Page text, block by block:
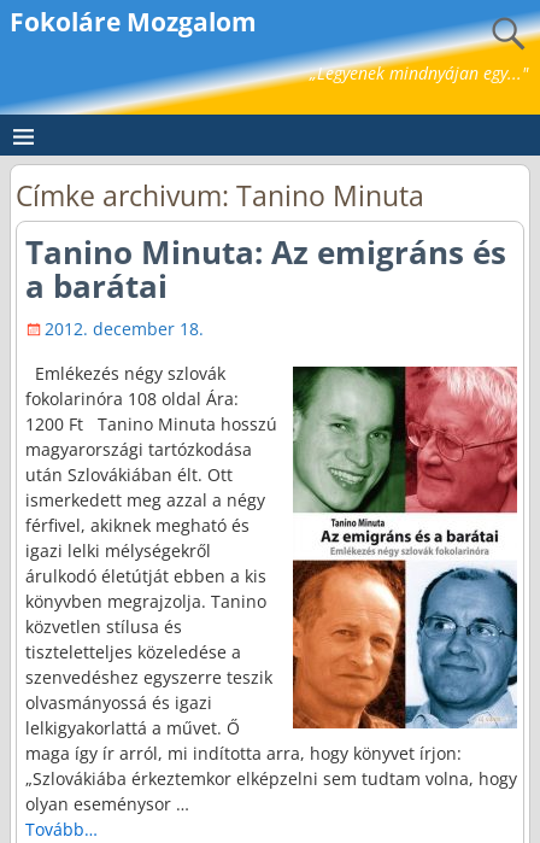
Fokoláre Mozgalom
„Legyenek mindnyájan egy..."
Címke archivum:Tanino Minuta
Tanino Minuta: Az emigráns és
a barátai
2012. december 18.
Emlékezés négy szlovák
fokolarinóra 108 oldal Ára:
1200 Ft Tanino Minuta hosszú
magyarországi tartózkodása
után Szlovákiában élt. Ott
ismerkedett meg azzal a négy
férfivel, akiknek megható és
igazi lelki mélységekről
árulkodó életútját ebben a kis
könyvben megrajzolja. Tanino
közvetlen stílusa és
tiszteletteljes közeledése a
szenvedéshez egyszerre teszik
olvasmányossá és igazi
lelkigyakorlattá a művet. Ő
maga így ír arról, mi indította arra, hogy könyvet írjon:
„Szlovákiába érkeztemkor elképzelni sem tudtam volna, hogy
olyan eseménysor …
Tovább…